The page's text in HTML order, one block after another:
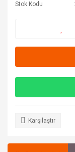
Stok Kodu
Karşılaştır